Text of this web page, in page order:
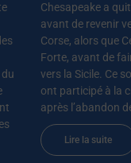
Chesapeake a
avant de revenir
Corse, alors que
Forte, avant de
vers la Sicile. Ce
ont participé à la
après l’abandon
Lire la suite